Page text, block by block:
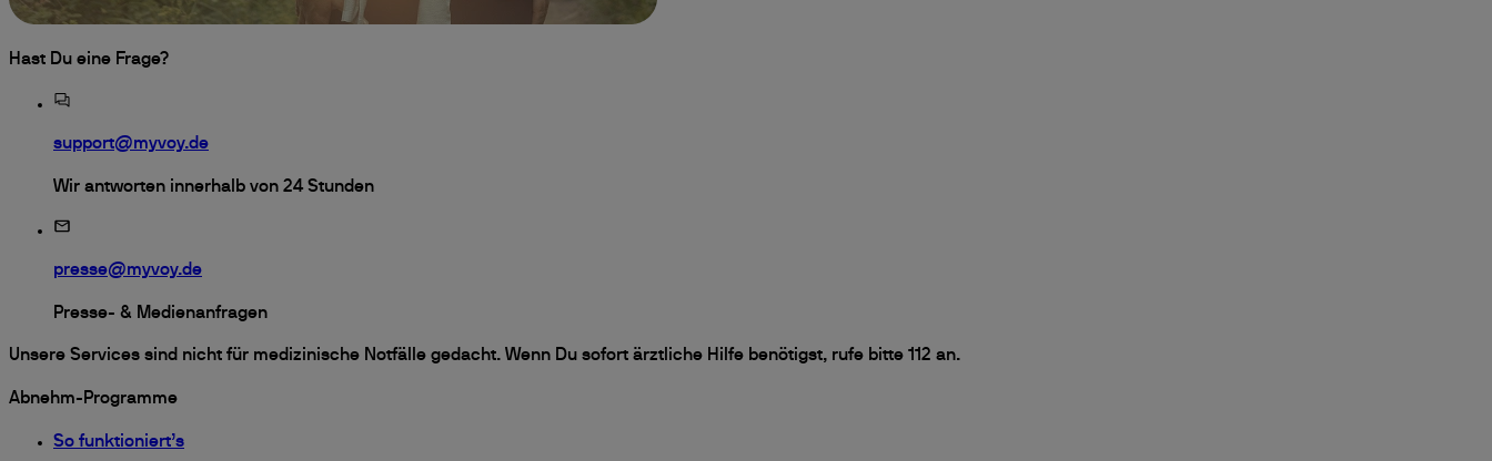
Hast Du eine Frage?
support@myvoy.de
Wir antworten innerhalb von 24 Stunden
presse@myvoy.de
Presse- & Medienanfragen
Unsere Services sind nicht für medizinische Notfälle gedacht. Wenn Du sofort ärztliche Hilfe benötigst, rufe bitte 112 an.
Abnehm-Programme
So funktioniert’s